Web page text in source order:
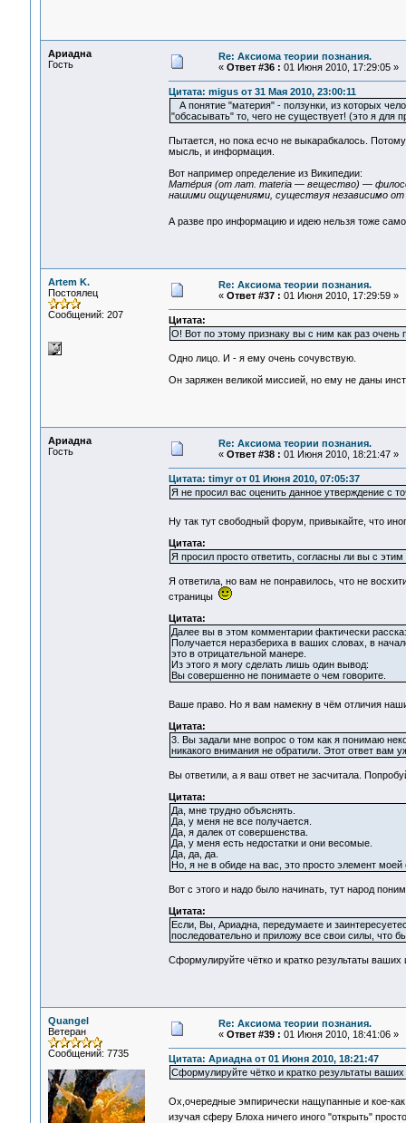
Ариадна
Гость
Re: Аксиома теории познания.
« Ответ #36 : 01 Июня 2010, 17:29:05 »
Цитата: migus от 31 Мая 2010, 23:00:11
А понятие "материя" - ползунки, из которых
"обсасывать" то, чего не существует! (это я для
Пытается, но пока есчо не выкарабкалось.
мысль, и информация.
Вот например определение из Википедии:
Мате́рия (от лат. materia — вещество) —
нашими ощущениями, существуя независимо от
А разве про информацию и идею нельзя тоже
Artem K.
Постоялец
Сообщений: 207
Re: Аксиома теории познания.
« Ответ #37 : 01 Июня 2010, 17:29:59 »
Цитата:
О! Вот по этому признаку вы с ним как раз очень
Одно лицо. И - я ему очень сочувствую.
Он заряжен великой миссией, но ему не даны
Ариадна
Гость
Re: Аксиома теории познания.
« Ответ #38 : 01 Июня 2010, 18:21:47 »
Цитата: timyr от 01 Июня 2010, 07:05:37
Я не просил вас оценить данное утверждение с
Ну так тут свободный форум, привыкайте, что
Цитата:
Я просил просто ответить, согласны ли вы с
Я ответила, но вам не понравилось, что не
страницы
Цитата:
Далее вы в этом комментарии фактически
Получается неразбериха в ваших словах, в
это в отрицательной манере.
Из этого я могу сделать лишь один вывод:
Вы совершенно не понимаете о чем говорите.
Ваше право. Но я вам намекну в чём отличия
Цитата:
3. Вы задали мне вопрос о том как я понимаю
никакого внимания не обратили. Этот ответ вам
Вы ответили, а я ваш ответ не засчитала.
Цитата:
Да, мне трудно объяснять.
Да, у меня не все получается.
Да, я далек от совершенства.
Да, у меня есть недостатки и они весомые.
Да, да, да.
Но, я не в обиде на вас, это просто элемент моей
Вот с этого и надо было начинать, тут народ
Цитата:
Если, Вы, Ариадна, передумаете и
последовательно и приложу все свои силы, что
Сформулируйте чётко и кратко результаты
Quangel
Ветеран
Сообщений: 7735
Re: Аксиома теории познания.
« Ответ #39 : 01 Июня 2010, 18:41:06 »
Цитата: Ариадна от 01 Июня 2010, 18:21:47
Сформулируйте чётко и кратко результаты
Ох,очередные эмпирически нащупанные и кое-
изучая сферу Блоха ничего иного "открыть"